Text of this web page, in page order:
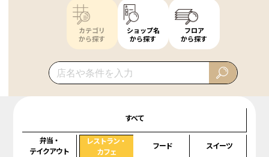
カテゴリ
から探す
ショップ名
から探す
フロア
から探す
すべて
弁当・
テイクアウト
レストラン・
カフェ
フード スイーツ